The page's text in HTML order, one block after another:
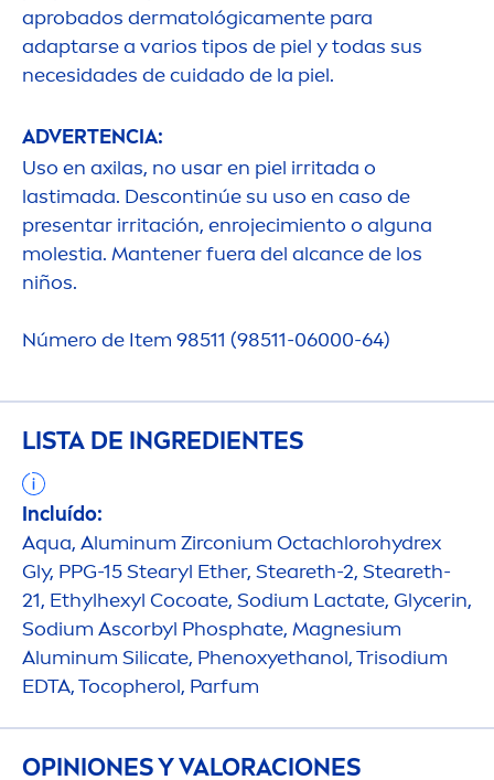
aprobados dermatológicamente para
adaptarse a varios tipos de piel y todas sus
necesidades de cuidado de la piel.
ADVERTENCIA:
Uso en axilas, no usar en piel irritada o
lastimada. Descontinúe su uso en caso de
presentar irritación, enrojecimiento o alguna
molestia. Mantener fuera del alcance de los
niños.
Número de Item 98511 (98511-06000-64)
LISTA DE INGREDIENTES
Incluído:
Aqua, Aluminum Zirconium Octachlorohydrex
Gly, PPG-15 Stearyl Ether, Steareth-2, Steareth-
21, Ethylhexyl Cocoate, Sodium Lactate, Glycerin,
Sodium Ascorbyl Phosphate, Magnesium
Aluminum Silicate, Phenoxyethanol, Trisodium
EDTA, Tocopherol, Parfum
OPINIONES Y VALORACIONES